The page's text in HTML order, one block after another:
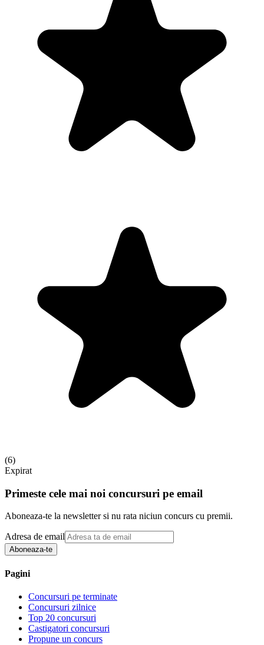
(6)
Expirat
Primeste cele mai noi concursuri pe email
Aboneaza-te la newsletter si nu rata niciun concurs cu premii.
Adresa de email
Aboneaza-te
Pagini
Concursuri pe terminate
Concursuri zilnice
Top 20 concursuri
Castigatori concursuri
Propune un concurs